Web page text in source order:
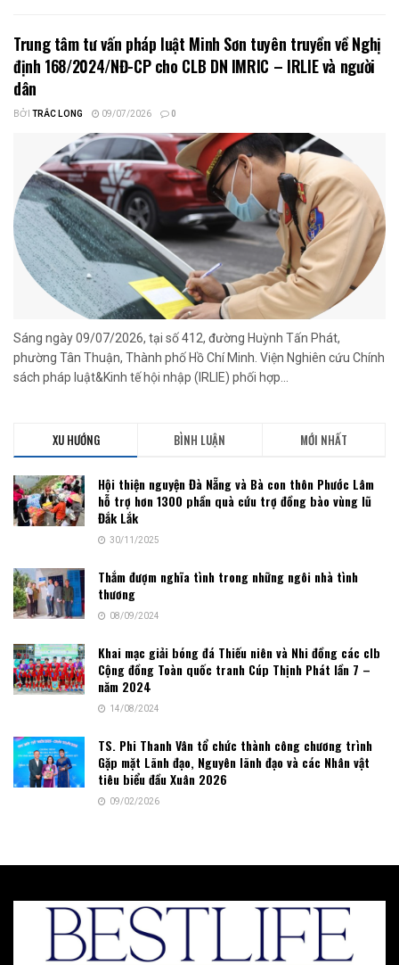
Trung tâm tư vấn pháp luật Minh Sơn tuyên truyền về Nghị
định 168/2024/NĐ-CP cho CLB DN IMRIC – IRLIE và người
dân
BỞI TRẮC LONG 09/07/2026 0
Sáng ngày 09/07/2026, tại số 412, đường Huỳnh Tấn Phát,
phường Tân Thuận, Thành phố Hồ Chí Minh. Viện Nghiên cứu Chính
sách pháp luật&Kinh tế hội nhập (IRLIE) phối hợp...
XU HƯỚNG BÌNH LUẬN MỚI NHẤT
Hội thiện nguyện Đà Nẵng và Bà con thôn Phước Lâm
hỗ trợ hơn 1300 phần quà cứu trợ đồng bào vùng lũ
Đắk Lắk
30/11/2025
Thắm đượm nghĩa tình trong những ngôi nhà tình
thương
08/09/2024
Khai mạc giải bóng đá Thiếu niên và Nhi đồng các clb
Cộng đồng Toàn quốc tranh Cúp Thịnh Phát lần 7 –
năm 2024
14/08/2024
TS. Phi Thanh Vân tổ chức thành công chương trình
Gặp mặt Lãnh đạo, Nguyên lãnh đạo và các Nhân vật
tiêu biểu đầu Xuân 2026
09/02/2026